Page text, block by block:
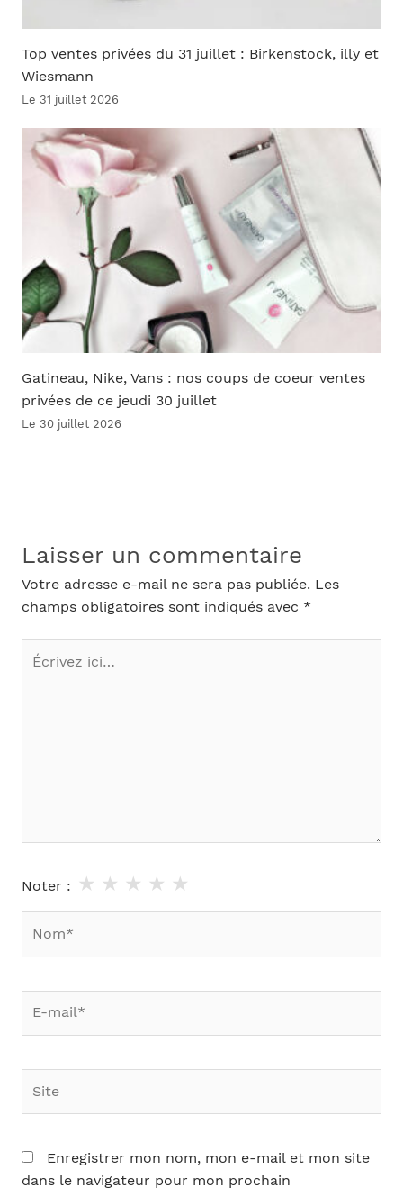
Top ventes privées du 31 juillet : Birkenstock, illy et
Wiesmann
Le 31 juillet 2026
Gatineau, Nike, Vans : nos coups de coeur ventes
privées de ce jeudi 30 juillet
Le 30 juillet 2026
Laisser un commentaire
Votre adresse e-mail ne sera pas publiée. Les
champs obligatoires sont indiqués avec *
Écrivez
Noter : ★
★
★
★
★
Enregistrer mon nom, mon e-mail et mon site
dans le navigateur pour mon prochain